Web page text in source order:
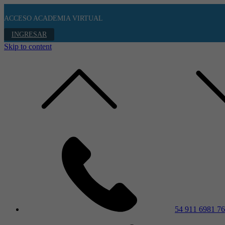
ACCESO ACADEMIA VIRTUAL
INGRESAR
Skip to content
54 911 6981